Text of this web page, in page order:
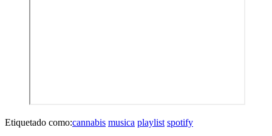
Etiquetado como:cannabis musica playlist spotify